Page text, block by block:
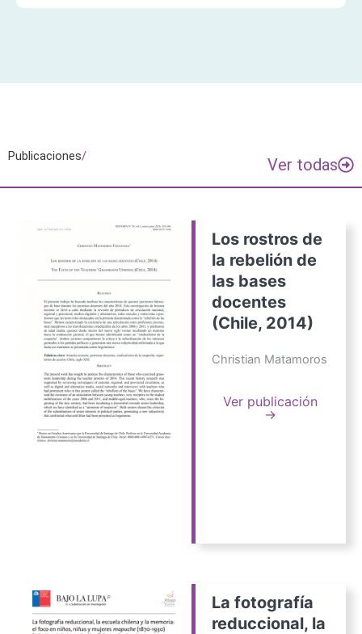
Publicaciones/ Ver todas
Los rostros de
la rebelión de
las bases
docentes
(Chile, 2014)
Christian Matamoros
Ver publicación
→
La fotografía
reduccional, la